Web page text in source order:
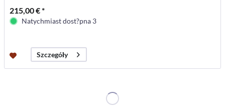
215,00 € *
Natychmiast dost?pna 3
Szczegóły